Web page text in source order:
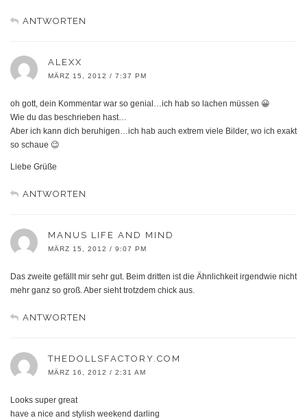
ANTWORTEN
ALEXX
MÄRZ 15, 2012 / 7:37 PM
oh gott, dein Kommentar war so genial…ich hab so lachen müssen 😀
Wie du das beschrieben hast…
Aber ich kann dich beruhigen…ich hab auch extrem viele Bilder, wo ich exakt
so schaue 😉
Liebe Grüße
ANTWORTEN
MANUS LIFE AND MIND
MÄRZ 15, 2012 / 9:07 PM
Das zweite gefällt mir sehr gut. Beim dritten ist die Ähnlichkeit irgendwie nicht
mehr ganz so groß. Aber sieht trotzdem chick aus.
ANTWORTEN
THEDOLLSFACTORY.COM
MÄRZ 16, 2012 / 2:31 AM
Looks super great
have a nice and stylish weekend darling